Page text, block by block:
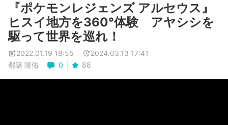
『ポケモンレジェンズ アルセウス』
ヒスイ地方を360°体験 アヤシシを
駆って世界を巡れ！
2022.01.19 18:55
2024.03.13 17:41
都築 陵佑
0 88